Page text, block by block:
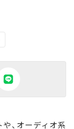
、オーディオ系